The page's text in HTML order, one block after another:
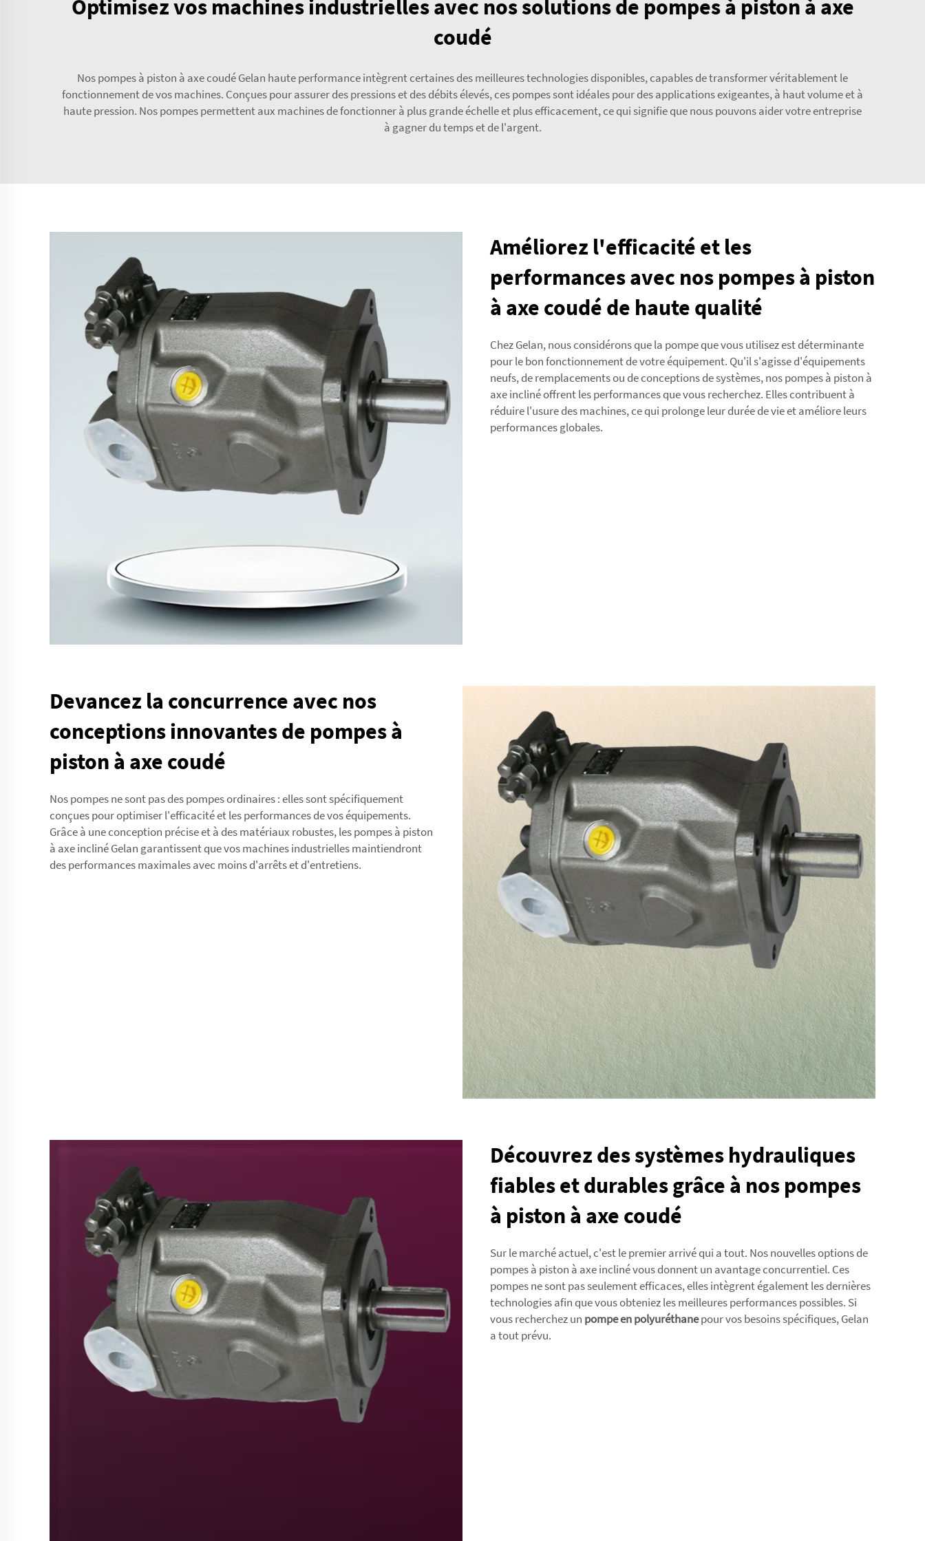
Optimisez vos machines industrielles avec nos solutions de pompes à piston à axe
coudé
Nos pompes à piston à axe coudé Gelan haute performance intègrent certaines des meilleures technologies disponibles, capables de transformer véritablement le
fonctionnement de vos machines. Conçues pour assurer des pressions et des débits élevés, ces pompes sont idéales pour des applications exigeantes, à haut volume et à
haute pression. Nos pompes permettent aux machines de fonctionner à plus grande échelle et plus efficacement, ce qui signifie que nous pouvons aider votre entreprise
à gagner du temps et de l'argent.
Améliorez l'efficacité et les
performances avec nos pompes à piston
à axe coudé de haute qualité
Chez Gelan, nous considérons que la pompe que vous utilisez est déterminante
pour le bon fonctionnement de votre équipement. Qu'il s'agisse d'équipements
neufs, de remplacements ou de conceptions de systèmes, nos pompes à piston à
axe incliné offrent les performances que vous recherchez. Elles contribuent à
réduire l'usure des machines, ce qui prolonge leur durée de vie et améliore leurs
performances globales.
Devancez la concurrence avec nos
conceptions innovantes de pompes à
piston à axe coudé
Nos pompes ne sont pas des pompes ordinaires : elles sont spécifiquement
conçues pour optimiser l'efficacité et les performances de vos équipements.
Grâce à une conception précise et à des matériaux robustes, les pompes à piston
à axe incliné Gelan garantissent que vos machines industrielles maintiendront
des performances maximales avec moins d'arrêts et d'entretiens.
Découvrez des systèmes hydrauliques
fiables et durables grâce à nos pompes
à piston à axe coudé
Sur le marché actuel, c'est le premier arrivé qui a tout. Nos nouvelles options de
pompes à piston à axe incliné vous donnent un avantage concurrentiel. Ces
pompes ne sont pas seulement efficaces, elles intègrent également les dernières
technologies afin que vous obteniez les meilleures performances possibles. Si
vous recherchez un pompe en polyuréthanepour vos besoins spécifiques, Gelan
a tout prévu.